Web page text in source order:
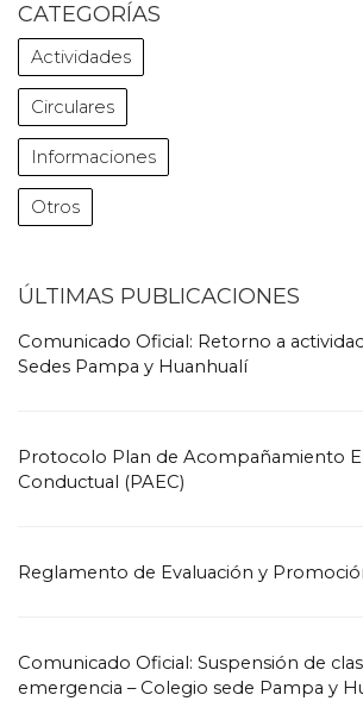
CATEGORÍAS
Actividades
Circulares
Informaciones
Otros
ÚLTIMAS PUBLICACIONES
Comunicado Oficial: Retorno a
Sedes Pampa y Huanhualí
Protocolo Plan de Acompañamiento
Conductual (PAEC)
Reglamento de Evaluación y
Comunicado Oficial: Suspensión de
emergencia – Colegio sede Pampa y